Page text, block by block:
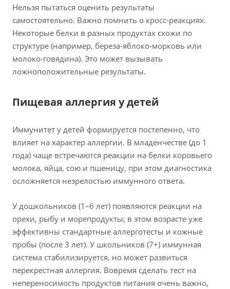
Нельзя пытаться оценить результаты
самостоятельно. Важно помнить о кросс-реакциях.
Некоторые белки в разных продуктах схожи по
структуре (например, береза-яблоко-морковь или
молоко-говядина). Это может вызывать
ложноположительные результаты.
Пищевая аллергия у детей
Иммунитет у детей формируется постепенно, что
влияет на характер аллергии. В младенчестве (до 1
года) чаще встречаются реакции на белки коровьего
молока, яйца, сою и пшеницу, при этом диагностика
осложняется незрелостью иммунного ответа.
У дошкольников (1–6 лет) появляются реакции на
орехи, рыбу и морепродукты; в этом возрасте уже
эффективны стандартные аллерготесты и кожные
пробы (после 3 лет). У школьников (7+) иммунная
система стабилизируется, но может развиться
перекрестная аллергия. Вовремя сделать тест на
непереносимость продуктов питания очень важно,